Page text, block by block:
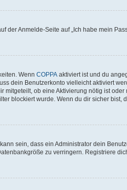
Anmelde-Seite auf „Ich habe mein
Wenn COPPA aktiviert ist und du
dein Benutzerkonto vielleicht aktiviert
ob eine Aktivierung nötig ist oder
blockiert wurde. Wenn du dir sicher bist,
sein, dass ein Administrator dein
zu verringern. Registriere